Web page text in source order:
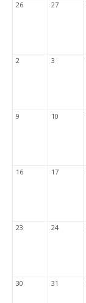
26 27
2 3
9 10
16 17
23 24
30 31